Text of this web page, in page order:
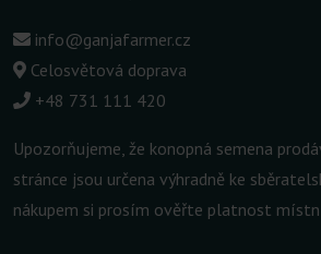
info@ganjafarmer.cz
Celosvětová doprava
+48 731 111 420
Upozorňujeme, že konopná semena
stránce jsou určena výhradně ke
nákupem si prosím ověřte platnost